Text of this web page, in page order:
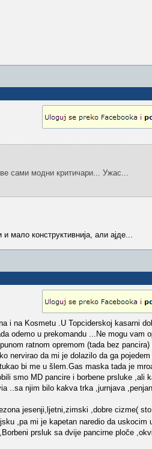
сами модни критичари... Ужас...
мало конструктивнија, али ајде...
i na Kosmetu .U Topciderskoj kasarni
odemo u prekomandu ...Ne mogu vam
ratnom opremom (tada bez
nervirao da mi je dolazilo da ga
bi me u šlem.Gas maska tada je
smo MD pancire i borbene prsluke ,ali
..sa njim bilo kakva trka ,jurnjava
jesenji,ljetni,zimski ,dobre cizme(
,pa mi je kapetan naredio da uskocim
prsluk sa dvije pancirne ploče